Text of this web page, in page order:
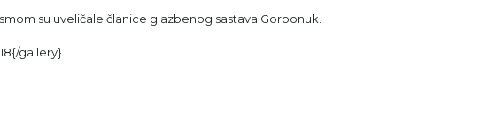
su uveličale članice glazbenog sastava Gorbonuk.
gallery}